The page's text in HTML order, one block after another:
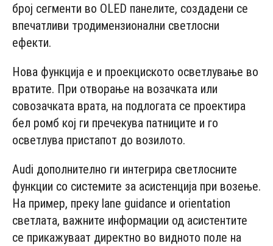
број сегменти во OLED панелите, создадени се
впечатливи тродимензионални светлосни
ефекти.
Нова функција е и проекциското осветлување во
вратите. При отворање на возачката или
совозачката врата, на подлогата се проектира
бел ромб кој ги пречекува патниците и го
осветлува пристапот до возилото.
Audi дополнително ги интегрира светлосните
функции со системите за асистенција при возење.
На пример, преку lane guidance и orientation
светлата, важните информации од асистентите
се прикажуваат директно во видното поле на